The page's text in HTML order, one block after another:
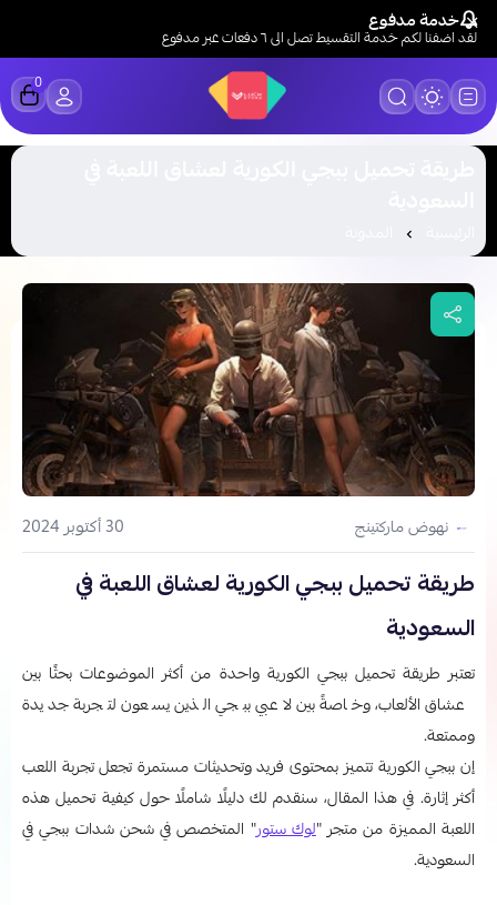
خدمة مدفوع
لقد اضفنا لكم خدمة التقسيط تصل الى ٦ دفعات عبر مدفوع
LUCK STORE
0
نهوض ماركتينج 30 أكتوبر 2024
طريقة تحميل ببجي الكورية لعشاق اللعبة في
السعودية
تعتبر طريقة تحميل ببجي الكورية واحدة من أكثر الموضوعات بحثًا بين
عشاق الألعاب، وخاصةً بين لاعبي ببجي الذين يسعون لتجربة جديدة
وممتعة.
إن ببجي الكورية تتميز بمحتوى فريد وتحديثات مستمرة تجعل تجربة اللعب
أكثر إثارة. في هذا المقال، سنقدم لك دليلًا شاملًا حول كيفية تحميل هذه
اللعبة المميزة من متجر "لوك ستور" المتخصص في شحن شدات ببجي في
السعودية.